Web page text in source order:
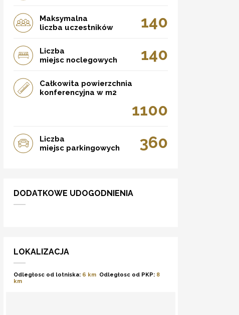
Maksymalna
liczba uczestników
140
Liczba
miejsc noclegowych
140
Całkowita powierzchnia
konferencyjna w m2
1100
Liczba
miejsc parkingowych
360
DODATKOWE UDOGODNIENIA
LOKALIZACJA
Odległosc od lotniska: 6 km Odległosc od PKP: 8
km